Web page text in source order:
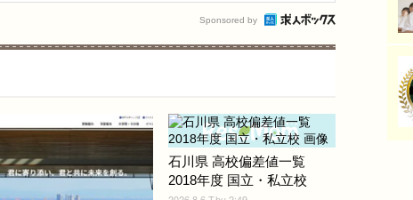
Sponsored by
石川県 高校偏差値一覧
2018年度 国立・私立校